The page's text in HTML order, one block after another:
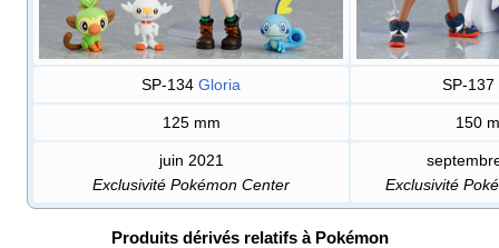
SP-134 Gloria SP-137
125 mm 150
juin 2021
Exclusivité Pokémon Center
Exclusivité
Produits dérivés relatifs à Pokémon